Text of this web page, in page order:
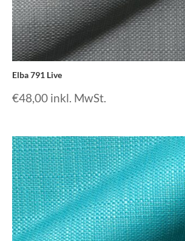
Elba 791 Live
€48,00 inkl. MwSt.